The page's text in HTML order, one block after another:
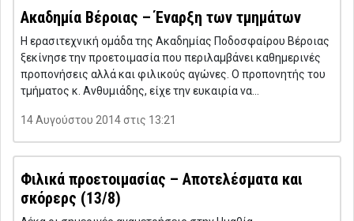
Ακαδημία Βέροιας – Έναρξη των τμημάτων
Η ερασιτεχνική ομάδα της Ακαδημίας Ποδοσφαίρου Βέροιας
ξεκίνησε την προετοιμασία που περιλαμβάνει καθημερινές
προπονήσεις αλλά και φιλικούς αγώνες. Ο προπονητής του
τμήματος κ. Ανθυμιάδης, είχε την ευκαιρία να…
14 Αυγούστου 2014 στις 13:21
Φιλικά προετοιμασίας – Αποτελέσματα και
σκόρερς (13/8)